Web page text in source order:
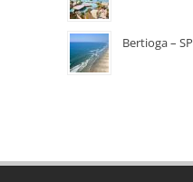
Bertioga – SP